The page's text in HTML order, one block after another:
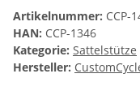
Artikelnummer: CCP-
HAN: CCP-1346
Kategorie: Sattelstütze
Hersteller: